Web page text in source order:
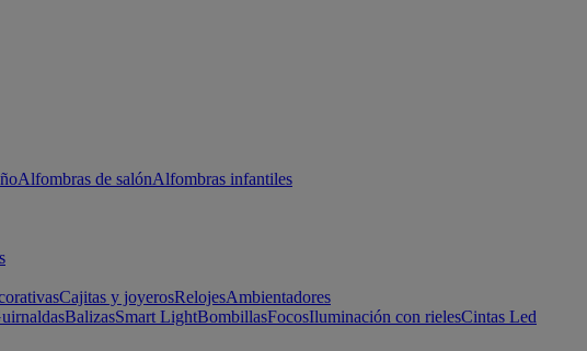
Alfombras de salónAlfombras infantiles
Cajitas y joyerosRelojesAmbientadores
BalizasSmart LightBombillasFocosIluminación con rielesCintas Led